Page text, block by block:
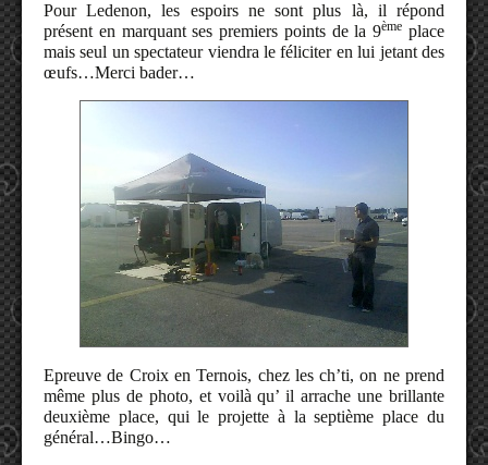
Pour Ledenon, les espoirs ne sont plus là, il répond
présent en marquant ses premiers points de la 9ème place
mais seul un spectateur viendra le féliciter en lui jetant des
œufs…Merci bader…
Epreuve de Croix en Ternois, chez les ch’ti, on ne prend
même plus de photo, et voilà qu’ il arrache une brillante
deuxième place, qui le projette à la septième place du
général…Bingo…